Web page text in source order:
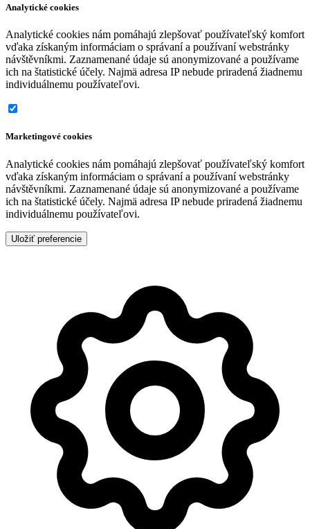
Analytické cookies
Analytické cookies nám pomáhajú zlepšovať používateľský komfort
vďaka získaným informáciam o správaní a používaní webstránky
návštěvníkmi. Zaznamenané údaje sú anonymizované a používame
ich na štatistické účely. Najmä adresa IP nebude priradená žiadnemu
individuálnemu používateľovi.
Marketingové cookies
Analytické cookies nám pomáhajú zlepšovať používateľský komfort
vďaka získaným informáciam o správaní a používaní webstránky
návštěvníkmi. Zaznamenané údaje sú anonymizované a používame
ich na štatistické účely. Najmä adresa IP nebude priradená žiadnemu
individuálnemu používateľovi.
Uložiť preferencie